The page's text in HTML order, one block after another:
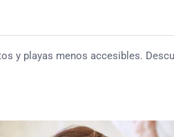
y playas menos accesibles.